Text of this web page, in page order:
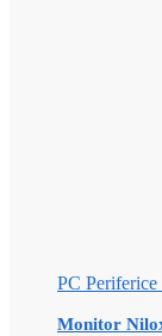
PC
Monitor